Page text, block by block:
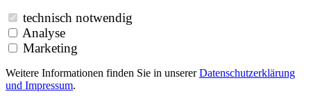
technisch notwendig
Analyse
Marketing
Weitere Informationen finden Sie in unsererDatenschutzerklärung
und Impressum.